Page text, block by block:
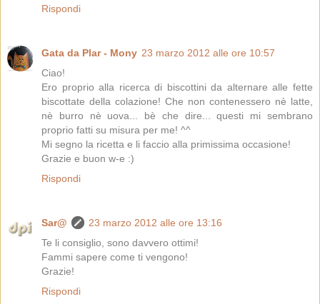
Rispondi
Gata da Plar - Mony 23 marzo 2012 alle ore 10:57
Ciao!
Ero proprio alla ricerca di biscottini da alternare alle fette
biscottate della colazione! Che non contenessero nè latte,
nè burro nè uova... bè che dire... questi mi sembrano
proprio fatti su misura per me! ^^
Mi segno la ricetta e li faccio alla primissima occasione!
Grazie e buon w-e :)
Rispondi
Sar@
23 marzo 2012 alle ore 13:16
Te li consiglio, sono davvero ottimi!
Fammi sapere come ti vengono!
Grazie!
Rispondi